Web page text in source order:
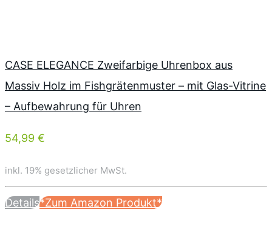
CASE ELEGANCE Zweifarbige Uhrenbox aus
Massiv Holz im Fishgrätenmuster – mit Glas-Vitrine
– Aufbewahrung für Uhren
54,99 €
inkl. 19% gesetzlicher MwSt.
Details*Zum Amazon Produkt*